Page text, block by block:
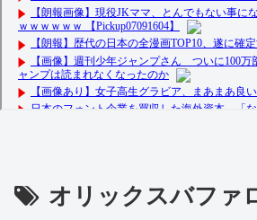
オリックスバファ